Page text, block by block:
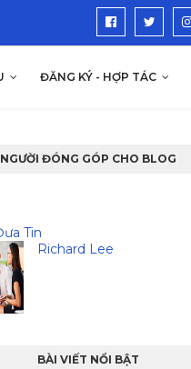
ĐĂNG KÝ - HỢP TÁC
NGƯỜI ĐÓNG GÓP CHO BLOG
Tin
Richard Lee
BÀI VIẾT NỔI BẬT